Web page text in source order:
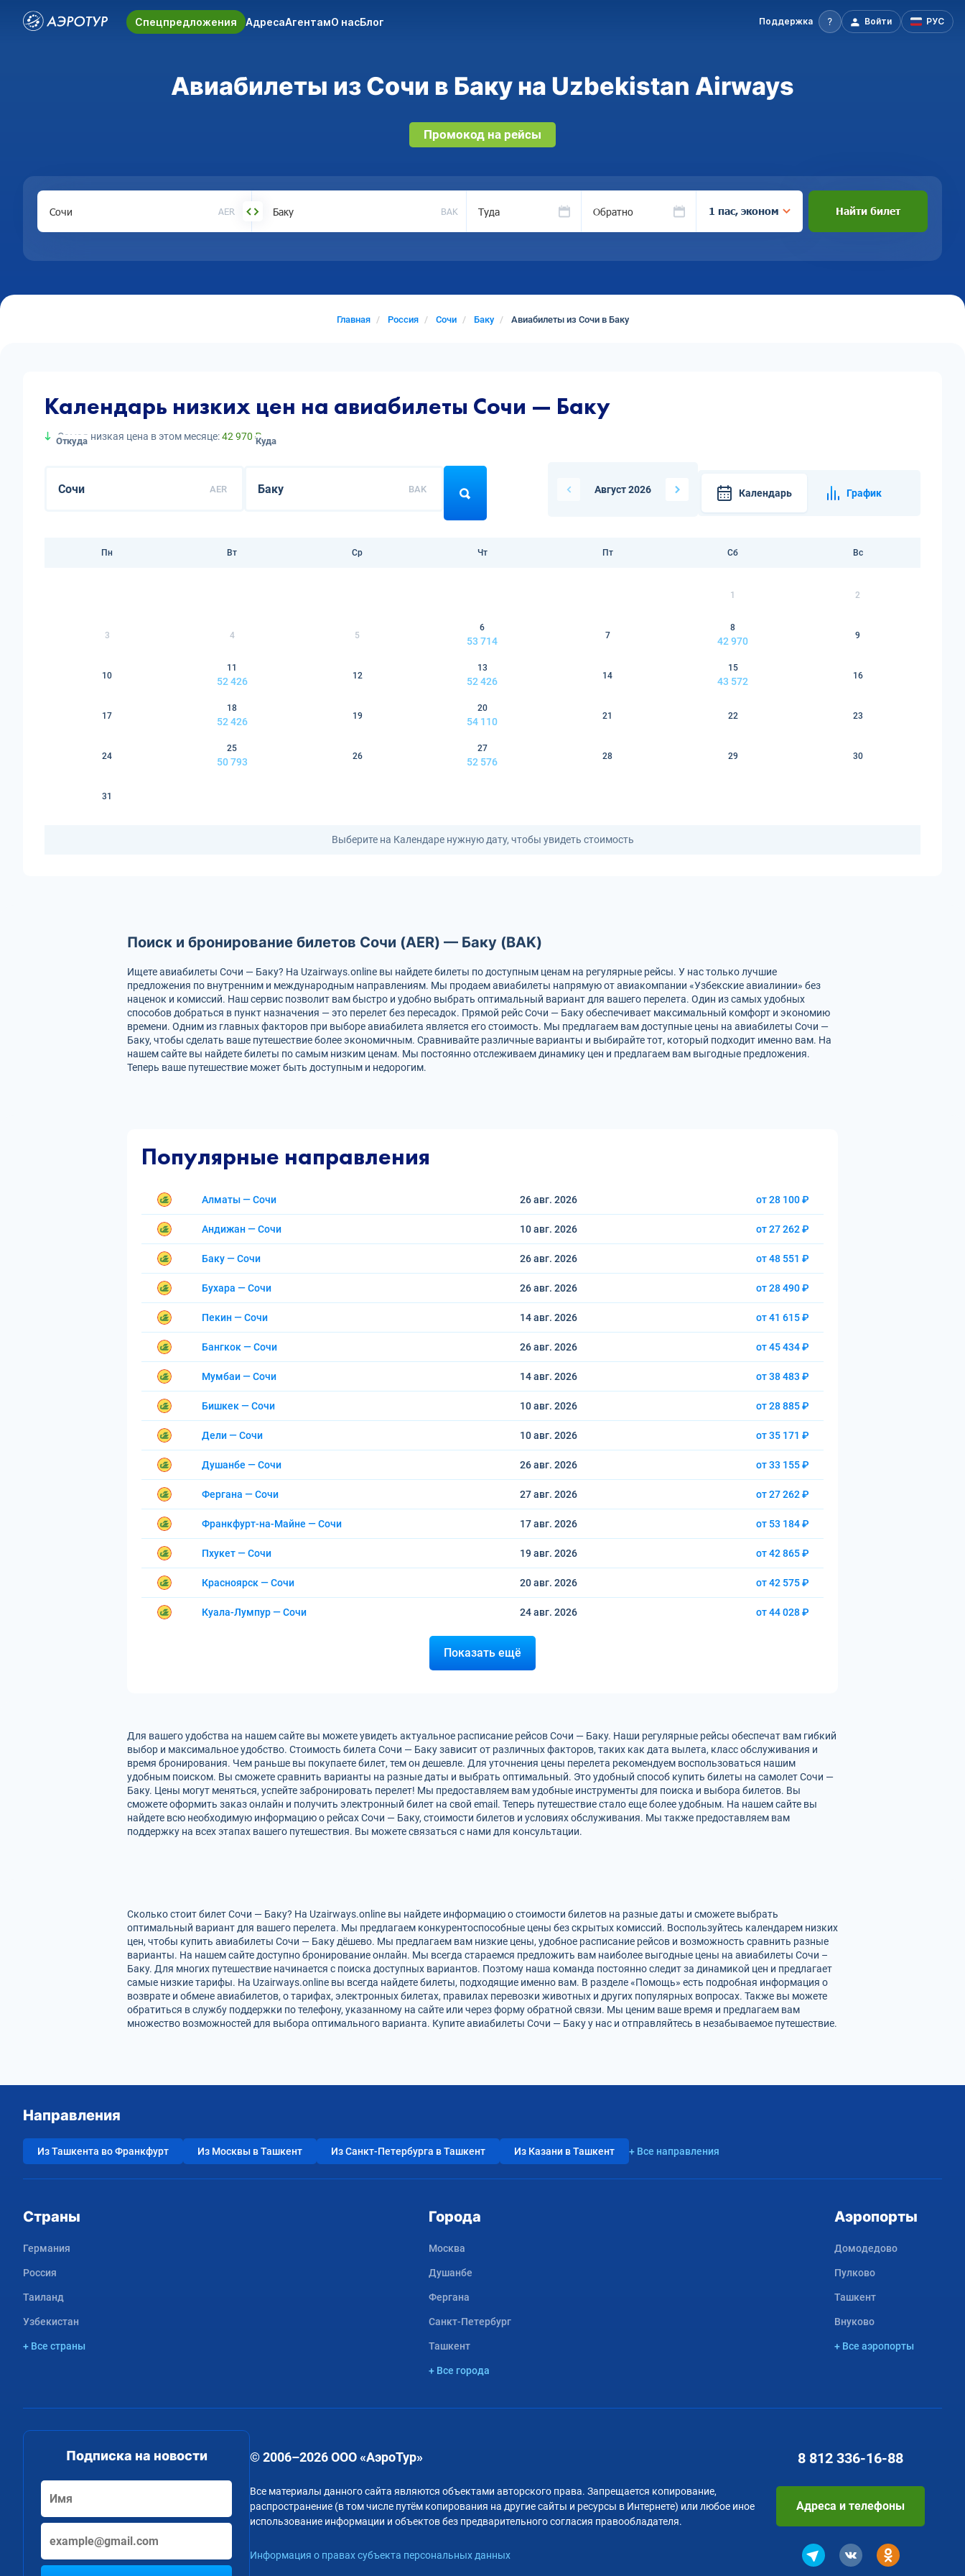
Спецпредложения АдресаАгентамО насБлог Поддержка Войти РУС
Авиабилеты из Сочи в Баку на Uzbekistan Airways
Промокод на рейсы
AER BAK Туда Обратно 1 пас, эконом Найти билет
Главная Россия Сочи Баку Авиабилеты из Сочи в Баку
Календарь низких цен на авиабилеты Сочи — Баку
Самая низкая цена в этом месяце:42 970 ₽
Откуда
AER
Куда
BAK Август 2026 Календарь График
Пн Вт Ср Чт Пт Сб Вс
1 2
3 4 5
6
53 714
7
8
42 970
9
10
11
52 426
12
13
52 426
14
15
43 572
16
17
18
52 426
19
20
54 110
21 22 23
24
25
50 793
26
27
52 576
28 29 30
31
Выберите на Календаре нужную дату, чтобы увидеть стоимость
Поиск и бронирование билетов Сочи (AER) — Баку (BAK)
Ищете авиабилеты Сочи — Баку? На Uzairways.online вы найдете билеты по доступным ценам на регулярные рейсы. У нас только лучшие
предложения по внутренним и международным направлениям. Мы продаем авиабилеты напрямую от авиакомпании «Узбекские авиалинии» без
наценок и комиссий. Наш сервис позволит вам быстро и удобно выбрать оптимальный вариант для вашего перелета. Один из самых удобных
способов добраться в пункт назначения — это перелет без пересадок. Прямой рейс Сочи — Баку обеспечивает максимальный комфорт и экономию
времени. Одним из главных факторов при выборе авиабилета является его стоимость. Мы предлагаем вам доступные цены на авиабилеты Сочи —
Баку, чтобы сделать ваше путешествие более экономичным. Сравнивайте различные варианты и выбирайте тот, который подходит именно вам. На
нашем сайте вы найдете билеты по самым низким ценам. Мы постоянно отслеживаем динамику цен и предлагаем вам выгодные предложения.
Теперь ваше путешествие может быть доступным и недорогим.
Популярные направления
Алматы — Сочи 26 авг. 2026 от 28 100 ₽
Андижан — Сочи 10 авг. 2026 от 27 262 ₽
Баку — Сочи 26 авг. 2026 от 48 551 ₽
Бухара — Сочи 26 авг. 2026 от 28 490 ₽
Пекин — Сочи 14 авг. 2026 от 41 615 ₽
Бангкок — Сочи 26 авг. 2026 от 45 434 ₽
Мумбаи — Сочи 14 авг. 2026 от 38 483 ₽
Бишкек — Сочи 10 авг. 2026 от 28 885 ₽
Дели — Сочи 10 авг. 2026 от 35 171 ₽
Душанбе — Сочи 26 авг. 2026 от 33 155 ₽
Фергана — Сочи 27 авг. 2026 от 27 262 ₽
Франкфурт-на-Майне — Сочи 17 авг. 2026 от 53 184 ₽
Пхукет — Сочи 19 авг. 2026 от 42 865 ₽
Красноярск — Сочи 20 авг. 2026 от 42 575 ₽
Куала-Лумпур — Сочи 24 авг. 2026 от 44 028 ₽
Показать ещё
Для вашего удобства на нашем сайте вы можете увидеть актуальное расписание рейсов Сочи — Баку. Наши регулярные рейсы обеспечат вам гибкий
выбор и максимальное удобство. Стоимость билета Сочи — Баку зависит от различных факторов, таких как дата вылета, класс обслуживания и
время бронирования. Чем раньше вы покупаете билет, тем он дешевле. Для уточнения цены перелета рекомендуем воспользоваться нашим
удобным поиском. Вы сможете сравнить варианты на разные даты и выбрать оптимальный. Это удобный способ купить билеты на самолет Сочи —
Баку. Цены могут меняться, успейте забронировать перелет! Мы предоставляем вам удобные инструменты для поиска и выбора билетов. Вы
сможете оформить заказ онлайн и получить электронный билет на свой email. Теперь путешествие стало еще более удобным. На нашем сайте вы
найдете всю необходимую информацию о рейсах Сочи — Баку, стоимости билетов и условиях обслуживания. Мы также предоставляем вам
поддержку на всех этапах вашего путешествия. Вы можете связаться с нами для консультации.
Сколько стоит билет Сочи — Баку? На Uzairways.online вы найдете информацию о стоимости билетов на разные даты и сможете выбрать
оптимальный вариант для вашего перелета. Мы предлагаем конкурентоспособные цены без скрытых комиссий. Воспользуйтесь календарем низких
цен, чтобы купить авиабилеты Сочи — Баку дёшево. Мы предлагаем вам низкие цены, удобное расписание рейсов и возможность сравнить разные
варианты. На нашем сайте доступно бронирование онлайн. Мы всегда стараемся предложить вам наиболее выгодные цены на авиабилеты Сочи –
Баку. Для многих путешествие начинается с поиска доступных вариантов. Поэтому наша команда постоянно следит за динамикой цен и предлагает
самые низкие тарифы. На Uzairways.online вы всегда найдете билеты, подходящие именно вам. В разделе «Помощь» есть подробная информация о
возврате и обмене авиабилетов, о тарифах, электронных билетах, правилах перевозки животных и других популярных вопросах. Также вы можете
обратиться в службу поддержки по телефону, указанному на сайте или через форму обратной связи. Мы ценим ваше время и предлагаем вам
множество возможностей для выбора оптимального варианта. Купите авиабилеты Сочи — Баку у нас и отправляйтесь в незабываемое путешествие.
Направления
Из Ташкента во Франкфурт Из Москвы в Ташкент Из Санкт-Петербурга в Ташкент Из Казани в Ташкент + Все направления
Страны
Германия
Россия
Таиланд
Узбекистан
+ Все страны
Города
Москва
Душанбе
Фергана
Санкт-Петербург
Ташкент
+ Все города
Аэропорты
Домодедово
Пулково
Ташкент
Внуково
+ Все аэропорты
Подписка на новости © 2006–2026 ООО «АэроТур»
Все материалы данного сайта являются объектами авторского права. Запрещается копирование,
распространение (в том числе путём копирования на другие сайты и ресурсы в Интернете) или любое иное
использование информации и объектов без предварительного согласия правообладателя.
Информация о правах субъекта персональных данных
8 812 336-16-88
Адреса и телефоны